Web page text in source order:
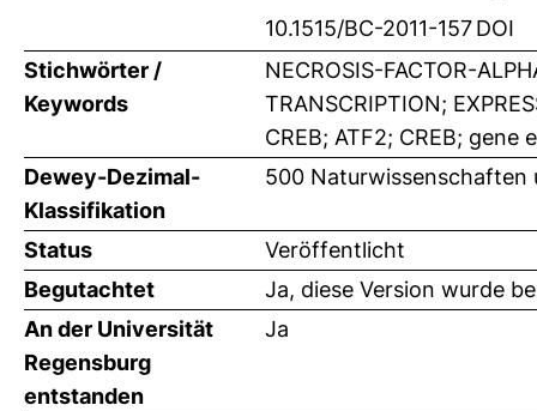
10.1515/BC-2011-157DOI
Stichwörter /
Keywords
NECROSIS-FACTOR-
TRANSCRIPTION;
CREB; ATF2; CREB;
Dewey-Dezimal-
Klassifikation
500 Naturwissenschaften
Status
Veröffentlicht
Begutachtet
Ja, diese Version wurde
An der Universität
Regensburg
entstanden
Ja